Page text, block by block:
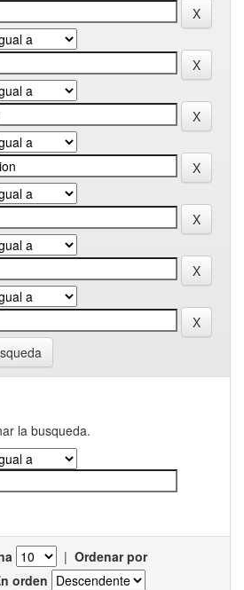
la busqueda.
| Ordenar por
orden